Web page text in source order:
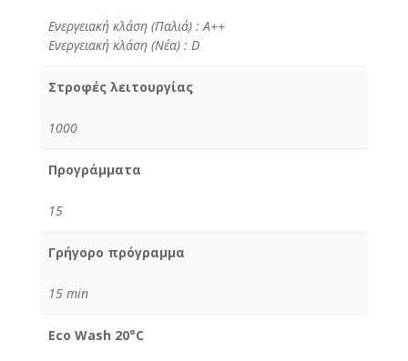
Ενεργειακή κλάση (Παλιά) : A++
Ενεργειακή κλάση (Νέα) : D
Στροφές λειτουργίας
1000
Προγράμματα
15
Γρήγορο πρόγραμμα
15 min
Eco Wash 20°C